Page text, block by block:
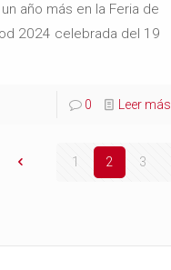
año más en la Feria de
2024 celebrada del 19
0 Leer más
1 2 3